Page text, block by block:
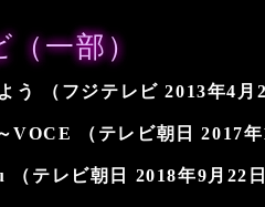
一部）
う （フジテレビ 2013年4月
VOCE （テレビ朝日 2017年
（テレビ朝日 2018年9月22日